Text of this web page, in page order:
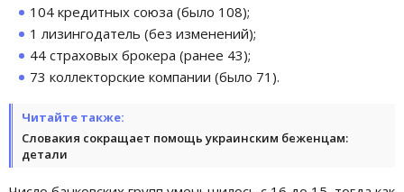
104 кредитных союза (было 108);
1 лизингодатель (без изменений);
44 страховых брокера (ранее 43);
73 коллекторские компании (было 71).
Читайте также:
Словакия сокращает помощь украинским беженцам:
детали